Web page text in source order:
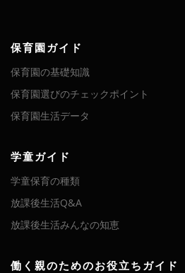
保育園ガイド
保育園の基礎知識
保育園選びのチェックポイント
保育園生活データ
学童ガイド
学童保育の種類
放課後生活Q&A
放課後生活みんなの知恵
働く親のためのお役立ちガイド